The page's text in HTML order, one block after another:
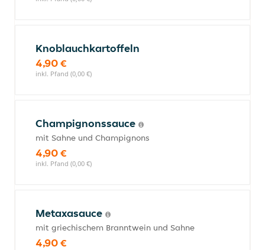
Knoblauchkartoffeln
4,90 €
inkl. Pfand (0,00 €)
Champignonssauce
mit Sahne und Champignons
4,90 €
inkl. Pfand (0,00 €)
Metaxasauce
mit griechischem Branntwein und Sahne
4,90 €